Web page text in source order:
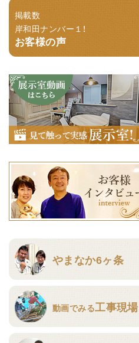
掲載数
岸和田ナンバー１！
お客様の声
やまなか6ヶ条
動画でみる工事現場